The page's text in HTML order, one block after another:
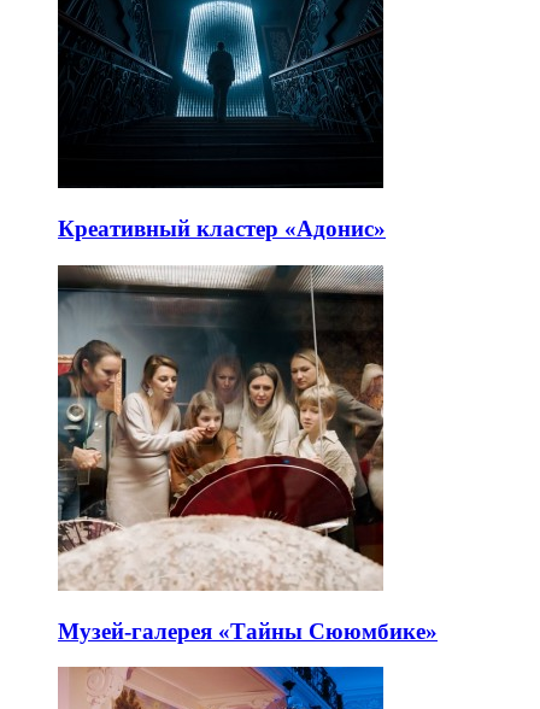
Креативный кластер «Адонис»
Музей-галерея «Тайны Сююмбике»